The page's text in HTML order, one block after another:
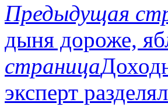
Предыдущая
дыня дороже,
страница
эксперт